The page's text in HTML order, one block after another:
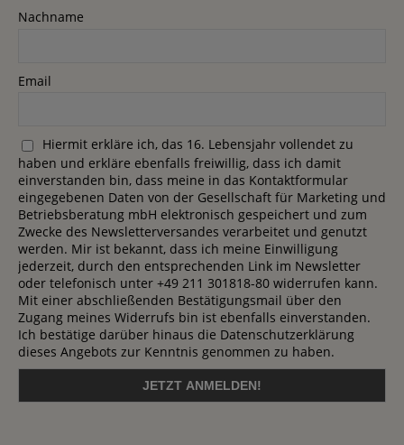
Nachname
Email
Hiermit erkläre ich, das 16. Lebensjahr vollendet zu
haben und erkläre ebenfalls freiwillig, dass ich damit
einverstanden bin, dass meine in das Kontaktformular
eingegebenen Daten von der Gesellschaft für Marketing und
Betriebsberatung mbH elektronisch gespeichert und zum
Zwecke des Newsletterversandes verarbeitet und genutzt
werden. Mir ist bekannt, dass ich meine Einwilligung
jederzeit, durch den entsprechenden Link im Newsletter
oder telefonisch unter +49 211 301818-80 widerrufen kann.
Mit einer abschließenden Bestätigungsmail über den
Zugang meines Widerrufs bin ist ebenfalls einverstanden.
Ich bestätige darüber hinaus die Datenschutzerklärung
dieses Angebots zur Kenntnis genommen zu haben.